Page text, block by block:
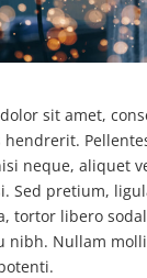
sit amet,
hendrerit.
neque, aliquet
Sed pretium,
tortor libero
nibh. Nullam